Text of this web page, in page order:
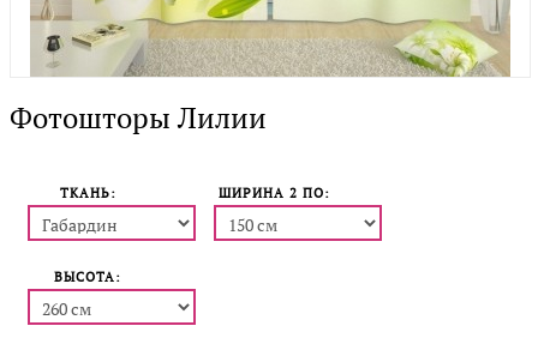
Фотошторы Лилии
ТКАНЬ: ШИРИНА 2 ПO:
ВЫСОТА: